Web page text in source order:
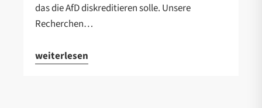
das die AfD diskreditieren solle. Unsere
Recherchen…
weiterlesen